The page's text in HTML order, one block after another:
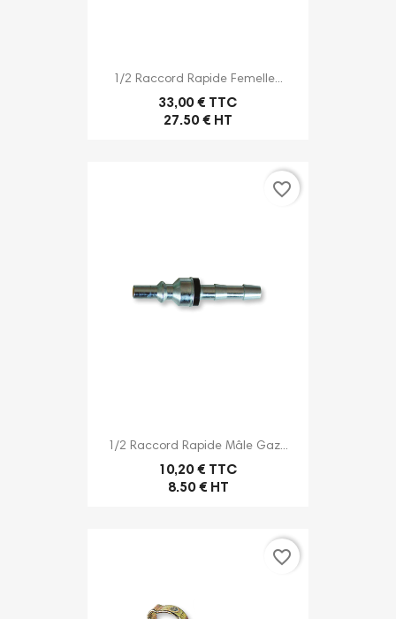
1/2 Raccord Rapide Femelle...
33,00 € TTC
27.50 € HT
1/2 Raccord Rapide Mâle Gaz...
10,20 € TTC
8.50 € HT
favorite_border
favorite_border